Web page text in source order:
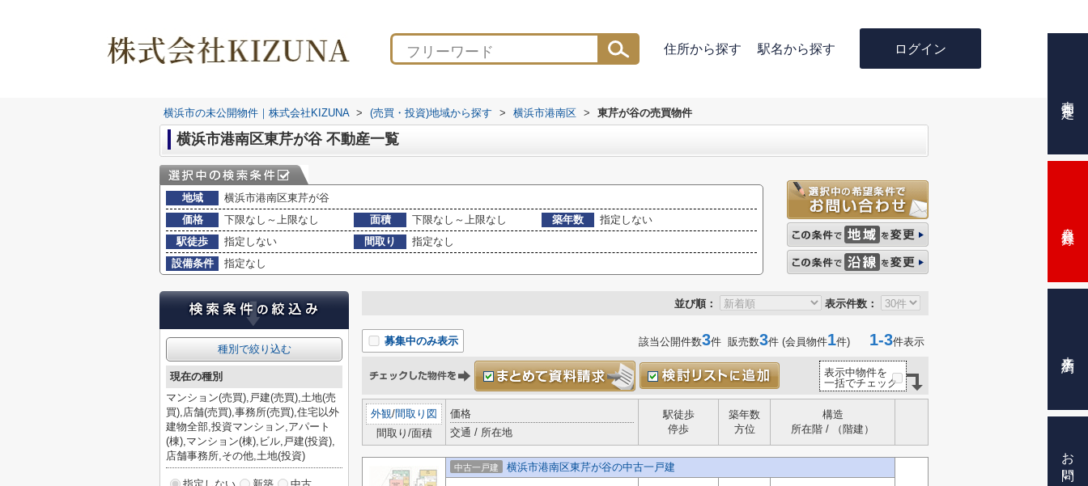
住所から探す 駅名から探す ログイン
横浜市の未公開物件｜株式会社KIZUNA > (売買・投資)地域から探す > 横浜市港南区 > 東芹が谷の売買物件
横浜市港南区東芹が谷 不動産一覧
地域
横浜市港南区東芹が谷
価格
下限なし～上限なし 面積 下限なし～上限なし 築年数
指定しない
駅徒歩
指定しない 間取り
指定なし
設備条件
指定なし
並び順： 表示件数：
募集中のみ表示 該当公開件数3件 販売数3件 (会員物件1件) 1-3件表示
表示中物件を
一括でチェック
外観/間取り図
間取り/面積
価格
交通 / 所在地
駅徒歩
停歩
築年数
方位
構造
所在階 / （階建）
中古一戸建 横浜市港南区東芹が谷の中古一戸建
種別で絞り込む
現在の種別
マンション(売買),戸建(売買),土地(売
買),店舗(売買),事務所(売買),住宅以外
建物全部,投資マンション,アパート
(棟),マンション(棟),ビル,戸建(投資),
店舗事務所,その他,土地(投資)